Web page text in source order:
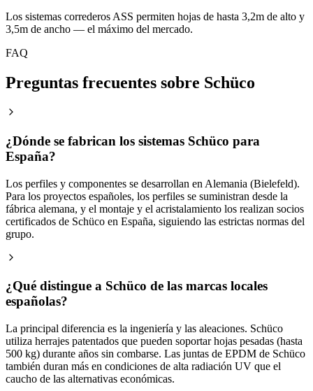
Los sistemas correderos ASS permiten hojas de hasta 3,2m de alto y
3,5m de ancho — el máximo del mercado.
FAQ
Preguntas frecuentes sobre Schüco
¿Dónde se fabrican los sistemas Schüco para
España?
Los perfiles y componentes se desarrollan en Alemania (Bielefeld).
Para los proyectos españoles, los perfiles se suministran desde la
fábrica alemana, y el montaje y el acristalamiento los realizan socios
certificados de Schüco en España, siguiendo las estrictas normas del
grupo.
¿Qué distingue a Schüco de las marcas locales
españolas?
La principal diferencia es la ingeniería y las aleaciones. Schüco
utiliza herrajes patentados que pueden soportar hojas pesadas (hasta
500 kg) durante años sin combarse. Las juntas de EPDM de Schüco
también duran más en condiciones de alta radiación UV que el
caucho de las alternativas económicas.